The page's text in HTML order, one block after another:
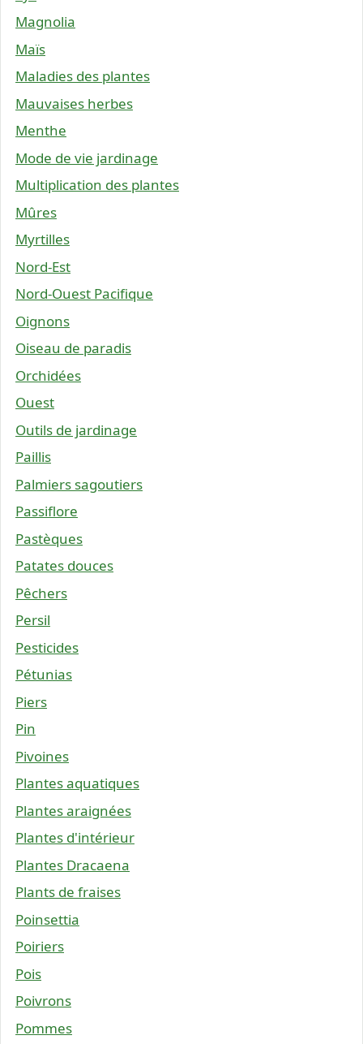
Magnolia
Maïs
Maladies des plantes
Mauvaises herbes
Menthe
Mode de vie jardinage
Multiplication des plantes
Mûres
Myrtilles
Nord-Est
Nord-Ouest Pacifique
Oignons
Oiseau de paradis
Orchidées
Ouest
Outils de jardinage
Paillis
Palmiers sagoutiers
Passiflore
Pastèques
Patates douces
Pêchers
Persil
Pesticides
Pétunias
Piers
Pin
Pivoines
Plantes aquatiques
Plantes araignées
Plantes d'intérieur
Plantes Dracaena
Plants de fraises
Poinsettia
Poiriers
Pois
Poivrons
Pommes